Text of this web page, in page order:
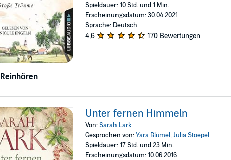
Reinhören
Spieldauer: 10 Std. und 1 Min.
Erscheinungsdatum: 30.04.2021
Sprache: Deutsch
4,6 170 Bewertungen
Unter fernen Himmeln
Von:Sarah Lark
Gesprochen von:Yara Blümel,Julia Stoepel
Spieldauer: 17 Std. und 23 Min.
Erscheinungsdatum: 10.06.2016